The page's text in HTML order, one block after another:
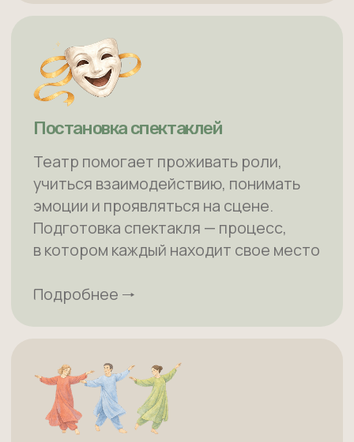
Эвритмия
Искусство художественного
движения, которое помогает лучше
контактировать со своим телом
ТУРМАЛИН ЖИВЕТ
БЛАГОДАРЯ ВАШЕЙ
ПОДДЕРЖКЕ
Каждый ваш вклад помогает особым
мастерам трудиться, общаться и быть
частью мира, а специалистам центра
оказывать им и их родителям
всестороннюю помощь.
с многолетним опытом, и нам нужна
регулярная поддержка, чтобы мастерские